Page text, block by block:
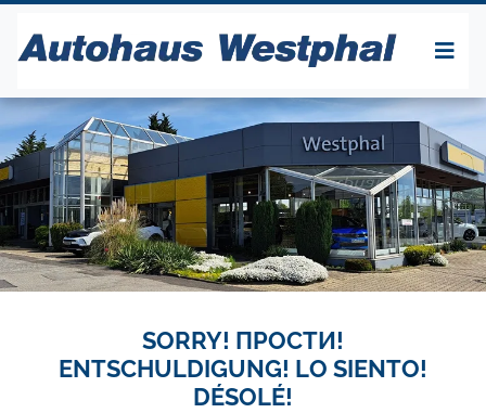
SORRY! ПРОСТИ!
ENTSCHULDIGUNG! LO SIENTO!
DÉSOLÉ!